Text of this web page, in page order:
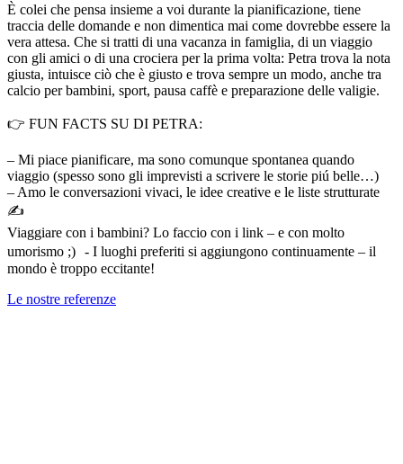
È colei che pensa insieme a voi durante la pianificazione, tiene
traccia delle domande e non dimentica mai come dovrebbe essere la
vera attesa. Che si tratti di una vacanza in famiglia, di un viaggio
con gli amici o di una crociera per la prima volta: Petra trova la nota
giusta, intuisce ciò che è giusto e trova sempre un modo, anche tra
calcio per bambini, sport, pausa caffè e preparazione delle valigie.
👉 FUN FACTS SU DI PETRA:
– Mi piace pianificare, ma sono comunque spontanea quando
viaggio (spesso sono gli imprevisti a scrivere le storie piú belle…)
– Amo le conversazioni vivaci, le idee creative e le liste strutturate
✍️
Viaggiare con i bambini? Lo faccio con i link – e con molto
umorismo ;) - I luoghi preferiti si aggiungono continuamente – il
mondo è troppo eccitante!
Le nostre referenze